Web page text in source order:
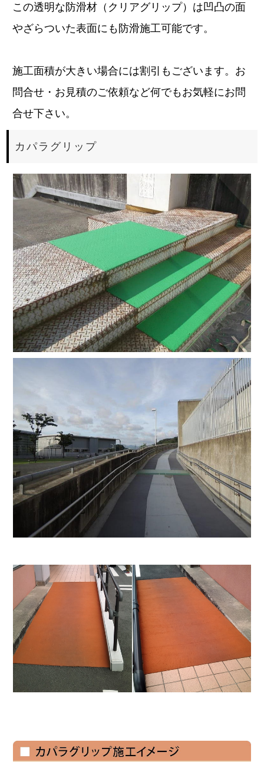
この透明な防滑材（クリアグリップ）は凹凸の面
やざらついた表面にも防滑施工可能です。
施工面積が大きい場合には割引もございます。お
問合せ・お見積のご依頼など何でもお気軽にお問
合せ下さい。
カパラグリップ